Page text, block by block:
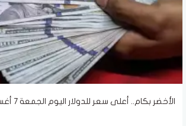
الأخضر بكام.. أعلى سعر للدولار اليوم الجمعة 7 أغسطس 2026